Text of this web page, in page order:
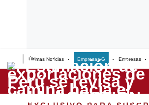
Últimas Noticias Empresas G Empresas
Lo último
Peru Quiosco